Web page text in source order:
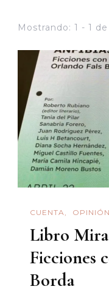
Mostrando: 1 - 1 de
CUENTA OPINIÓN
Libro
Ficciones
Borda